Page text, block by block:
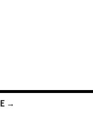
Roger de «The Beat»
→